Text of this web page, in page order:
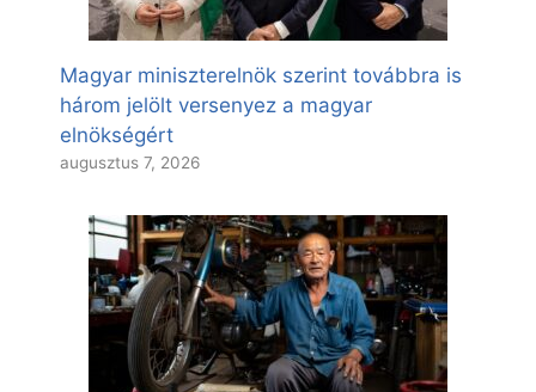
Magyar miniszterelnök szerint továbbra is
három jelölt versenyez a magyar
elnökségért
augusztus 7, 2026